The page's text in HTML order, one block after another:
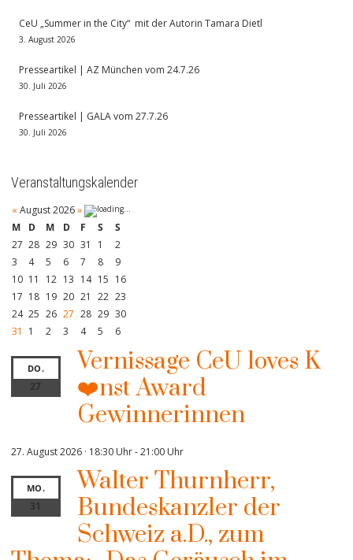
CeU „Summer in the City“ mit der Autorin Tamara Dietl
3. August 2026
Presseartikel | AZ München vom 24.7.26
30. Juli 2026
Presseartikel | GALA vom 27.7.26
30. Juli 2026
Veranstaltungskalender
« August 2026»
M
D M D F S
S
27 28 29 30 31 1
2
3
4 5 6 7 8
9
10 11 12 13 14 15 16
17 18 19 20 21 22 23
24 25 26 27 28 29 30
31
1 2 3 4 5 6
DO.
27
Vernissage CeU loves K
❤️nst Award
Gewinnerinnen
27. August 2026 · 18:30 Uhr-21:00 Uhr
MO.
31
Walter Thurnherr,
Bundeskanzler der
Schweiz a.D., zum